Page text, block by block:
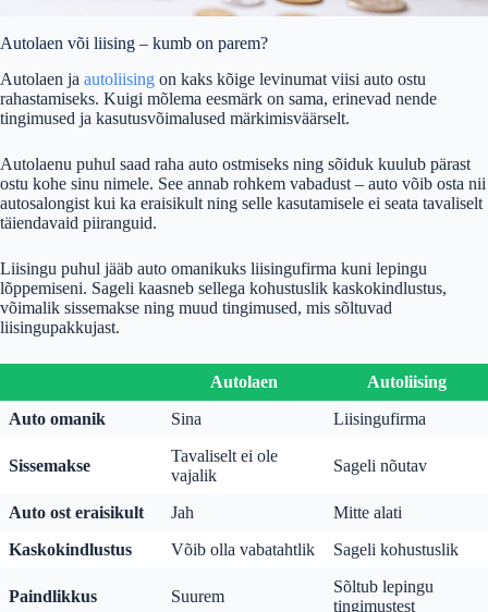
Autolaen või liising – kumb on parem?
Autolaen ja autoliising on kaks kõige levinumat viisi auto ostu
rahastamiseks. Kuigi mõlema eesmärk on sama, erinevad nende
tingimused ja kasutusvõimalused märkimisväärselt.
Autolaenu puhul saad raha auto ostmiseks ning sõiduk kuulub pärast
ostu kohe sinu nimele. See annab rohkem vabadust – auto võib osta nii
autosalongist kui ka eraisikult ning selle kasutamisele ei seata tavaliselt
täiendavaid piiranguid.
Liisingu puhul jääb auto omanikuks liisingufirma kuni lepingu
lõppemiseni. Sageli kaasneb sellega kohustuslik kaskokindlustus,
võimalik sissemakse ning muud tingimused, mis sõltuvad
liisingupakkujast.
Autolaen
Autoliising
Auto omanik
Sina Liisingufirma
Sissemakse
Tavaliselt ei ole
vajalik
Sageli nõutav
Auto ost eraisikult Jah
Mitte alati
Kaskokindlustus
Võib olla vabatahtlik Sageli kohustuslik
Paindlikkus Suurem
Sõltub lepingu
tingimustest